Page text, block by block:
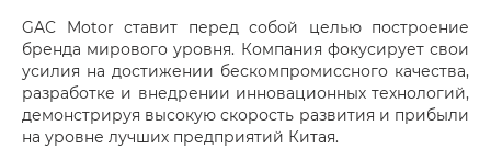
GAC Motor ставит перед собой целью построение
бренда мирового уровня. Компания фокусирует свои
усилия на достижении бескомпромиссного качества,
разработке и внедрении инновационных технологий,
демонстрируя высокую скорость развития и прибыли
на уровне лучших предприятий Китая.